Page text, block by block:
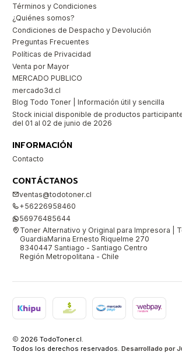
Términos y Condiciones
¿Quiénes somos?
Condiciones de Despacho y Devolución
Preguntas Frecuentes
Políticas de Privacidad
Venta por Mayor
MERCADO PUBLICO
mercado3d.cl
Blog Todo Toner | Información útil y sencilla
Stock inicial disponible de productos
del 01 al 02 de junio de 2026
INFORMACIÓN
Contacto
CONTÁCTANOS
ventas@todotoner.cl
+56226958460
56976485644
Toner Alternativo y Original para Impresora |
GuardiaMarina Ernesto Riquelme 270
8340447 Santiago - Santiago Centro
Región Metropolitana - Chile
2026 TodoToner.cl.
Todos los derechos reservados. Desarrollado por